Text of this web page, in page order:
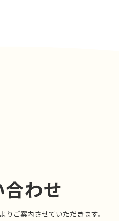
わせ
りご案内させていただきます。